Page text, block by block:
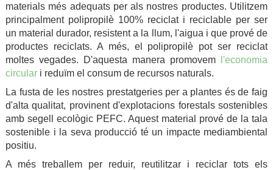
materials més adequats per als nostres productes. Utilitzem
principalment polipropilè 100% reciclat i reciclable per ser
un material durador, resistent a la llum, l'aigua i que prové de
productes reciclats. A més, el polipropilè pot ser reciclat
moltes vegades. D'aquesta manera promovem l'economia
circular i reduïm el consum de recursos naturals.
La fusta de les nostres prestatgeries per a plantes és de faig
d'alta qualitat, provinent d'explotacions forestals sostenibles
amb segell ecològic PEFC. Aquest material prové de la tala
sostenible i la seva producció té un impacte mediambiental
positiu.
A més treballem per reduir, reutilitzar i reciclar tots els